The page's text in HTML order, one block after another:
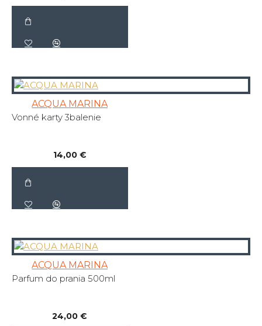
ACQUA MARINA
Vonné karty 3balenie
14,00 €
ACQUA MARINA
Parfum do prania 500ml
24,00 €